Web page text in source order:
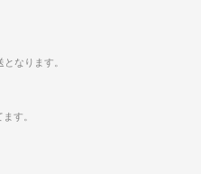
なります。
す。